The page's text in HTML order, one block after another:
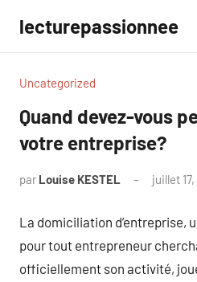
contenu
lecturepassionnee
Uncategorized
Quand devez-vous
votre entreprise?
par Louise KESTEL juillet
La domiciliation d’entreprise,
pour tout entrepreneur
officiellement son activité,